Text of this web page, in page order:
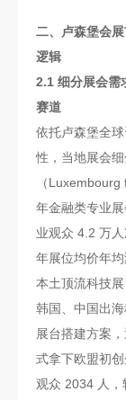
二、卢森堡会
逻辑
2.1 细分展会需
赛道
依托卢森堡全
性，当地展会
（
年金融类专业
业观众 4.2 万
年展位均价年
本土顶流科技
韩国、中国出
展台搭建方案
式拿下欧盟初
观众 2034 人